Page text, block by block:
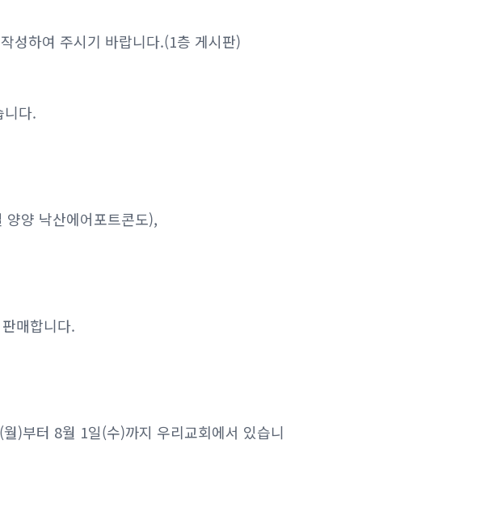
성하여 주시기 바랍니다.(1층 게시판)
다.
양 낙산에어포트콘도),
매합니다.
)부터 8월 1일(수)까지 우리교회에서 있습니